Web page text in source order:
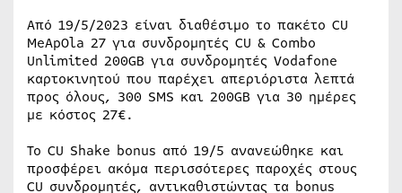
Από 19/5/2023 είναι διαθέσιμο το πακέτο CU
MeApOla 27 για συνδρομητές CU & Combo
Unlimited 200GB για συνδρομητές Vodafone
καρτοκινητού που παρέχει απεριόριστα λεπτά
προς όλους, 300 SMS και 200GB για 30 ημέρες
με κόστος 27€.
Το CU Shake bonus από 19/5 ανανεώθηκε και
προσφέρει ακόμα περισσότερες παροχές στους
CU συνδρομητές, αντικαθιστώντας τα bonus